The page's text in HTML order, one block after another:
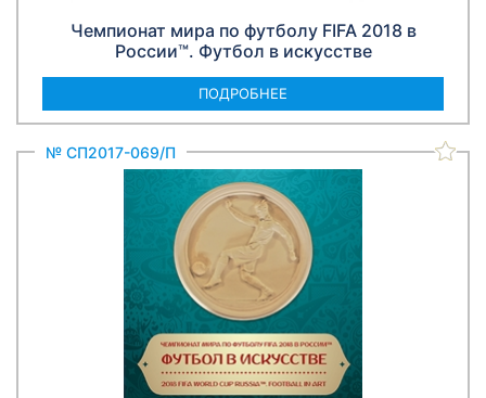
Чемпионат мира по футболу FIFA 2018 в
России™. Футбол в искусстве
ПОДРОБНЕЕ
№ СП2017-069/П